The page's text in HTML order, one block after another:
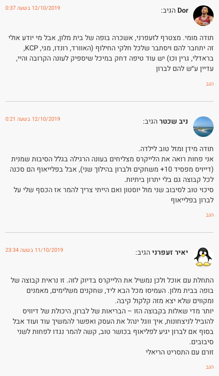
Dor הגיב: 12/10/2019 בשעה 0:37
תודה מומי. מצטרף לזעפרני, אשכרה בופה של בית מלון, אבל מי יודע אולי
זה יתחבר להם ויסתבר שלכל חלקי החילוף (האוורד, רונדו, מגי, KCP,
בראדלי, גרין וכו) יש עוד טיפה דחק במיכל שיספיק לעונה הקרובה והיי,
עדיין ע״ש להם לברון
הגב
ניב שכטרהגיב: 12/10/2019 בשעה 0:21
תודה מידן ומזל טוב לילדה.
אני פחות רואה את הלייקרס מצליחים בעונה הרגילה בגלל הסיבות שמנית
(דייויס מפסיד 10+ משחקים ולברון בהילוך שני), אבל בפלייאוף הם סכנה
לכל קבוצה גם בלי יתרון ביתיות.
סיכוי טוב לסיבוב שני מול יוסטון ואם הייתי צריך להמר אז הכסף שלי על
לברון בפלייאוף
הגב
יאיר זעפרניהגיב: 11/10/2019 בשעה 23:34
התחלת עם אוכל ולכן נמשיל את הלייקרס בדיוק לזה. זו נראית קבוצה של
בופה בבית מלון. העמיסו מכל הבא ליד, שחקנים משלימים, מאמנים
ומקווים שלא יצא מזה קלקול קיבה.
יותר מדי שאלות בקבוצה הזו – הבריאות של לברון, היכולת של דיוויס
להוביל לניצחונות, איך ווגל ינהל את העסק ואפשר להמשיך עוד ועוד אבל
בסוף אם לברון יגיע לפליאוף בכושר טוב, קשה להמר נגדו לפחות לשני
סיבובים.
זורם עם התסריט הריאלי
הגב